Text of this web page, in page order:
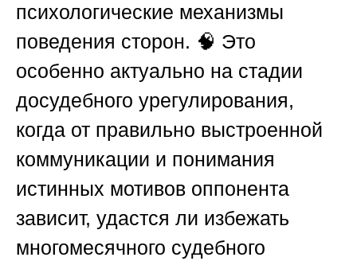
психологические механизмы
поведения сторон. 🧠 Это
особенно актуально на стадии
досудебного урегулирования,
когда от правильно выстроенной
коммуникации и понимания
истинных мотивов оппонента
зависит, удастся ли избежать
многомесячного судебного